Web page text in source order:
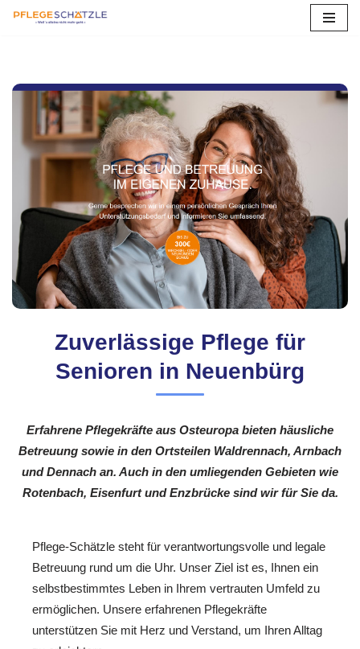
springen
Zuverlässige Pflege für
Senioren in Neuenbürg
Erfahrene Pflegekräfte aus Osteuropa bieten häusliche
Betreuung sowie in den Ortsteilen Waldrennach, Arnbach
und Dennach an. Auch in den umliegenden Gebieten wie
Rotenbach, Eisenfurt und Enzbrücke sind wir für Sie da.
Pflege-Schätzle steht für verantwortungsvolle und legale
Betreuung rund um die Uhr. Unser Ziel ist es, Ihnen ein
selbstbestimmtes Leben in Ihrem vertrauten Umfeld zu
ermöglichen. Unsere erfahrenen Pflegekräfte
unterstützen Sie mit Herz und Verstand, um Ihren Alltag